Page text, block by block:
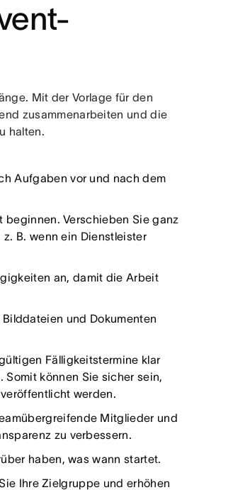
Mit der Vorlage für den
zusammenarbeiten und die
halten.
Aufgaben vor und nach dem
beginnen. Verschieben Sie ganz
B. wenn ein Dienstleister
an, damit die Arbeit
und Dokumenten
Fälligkeitstermine klar
können Sie sicher sein,
werden.
Mitglieder und
zu verbessern.
haben, was wann startet.
Ihre Zielgruppe und erhöhen